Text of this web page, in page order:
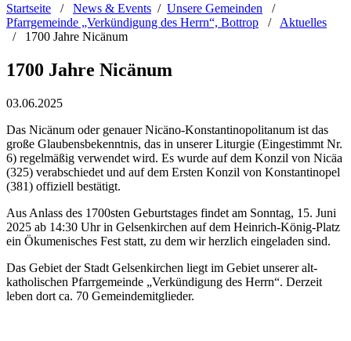
Startseite / News & Events / Unsere Gemeinden /
Pfarrgemeinde „Verkündigung des Herrn“, Bottrop / Aktuelles
/ 1700 Jahre Nicänum
1700 Jahre Nicänum
03.06.2025
Das Nicänum oder genauer Nicäno-Konstantinopolitanum ist das
große Glaubensbekenntnis, das in unserer Liturgie (Eingestimmt Nr.
6) regelmäßig verwendet wird. Es wurde auf dem Konzil von Nicäa
(325) verabschiedet und auf dem Ersten Konzil von Konstantinopel
(381) offiziell bestätigt.
Aus Anlass des 1700sten Geburtstages findet am Sonntag, 15. Juni
2025 ab 14:30 Uhr in Gelsenkirchen auf dem Heinrich-König-Platz
ein Ökumenisches Fest statt, zu dem wir herzlich eingeladen sind.
Das Gebiet der Stadt Gelsenkirchen liegt im Gebiet unserer alt-
katholischen Pfarrgemeinde „Verkündigung des Herrn“. Derzeit
leben dort ca. 70 Gemeindemitglieder.